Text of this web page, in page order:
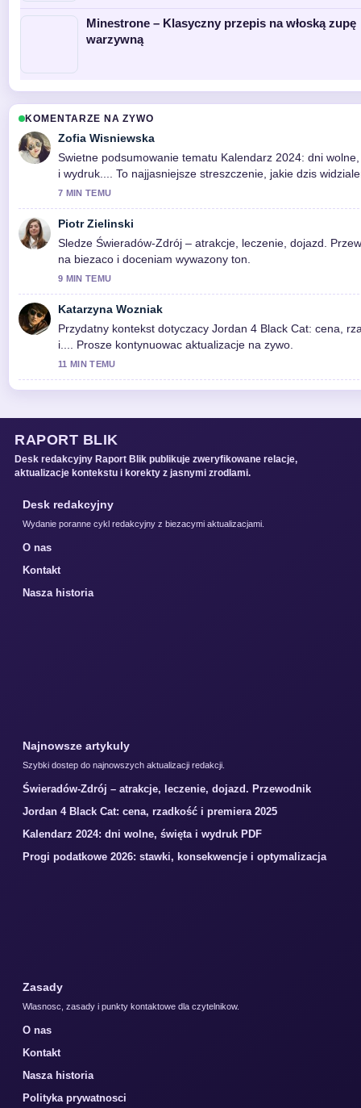
Minestrone – Klasyczny przepis na włoską zupę
warzywną
KOMENTARZE NA ZYWO
Zofia Wisniewska
Swietne podsumowanie tematu Kalendarz 2024: dni
i wydruk.... To najjasniejsze streszczenie, jakie dzis
7 MIN TEMU
Piotr Zielinski
Sledze Świeradów-Zdrój – atrakcje, leczenie, dojazd.
na biezaco i doceniam wywazony ton.
9 MIN TEMU
Katarzyna Wozniak
Przydatny kontekst dotyczacy Jordan 4 Black Cat: cena,
i.... Prosze kontynuowac aktualizacje na zywo.
11 MIN TEMU
RAPORT BLIK
Desk redakcyjny Raport Blik publikuje zweryfikowane relacje,
aktualizacje kontekstu i korekty z jasnymi zrodlami.
Desk redakcyjny
Wydanie poranne cykl redakcyjny z biezacymi aktualizacjami.
O nas
Kontakt
Nasza historia
Najnowsze artykuly
Szybki dostep do najnowszych aktualizacji redakcji.
Świeradów-Zdrój – atrakcje, leczenie, dojazd. Przewodnik
Jordan 4 Black Cat: cena, rzadkość i premiera 2025
Kalendarz 2024: dni wolne, święta i wydruk PDF
Progi podatkowe 2026: stawki, konsekwencje i optymalizacja
Zasady
Wlasnosc, zasady i punkty kontaktowe dla czytelnikow.
O nas
Kontakt
Nasza historia
Polityka prywatnosci